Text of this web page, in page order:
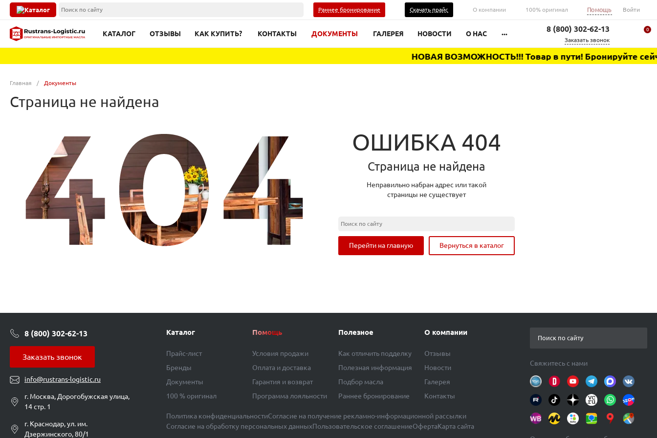
Каталог Раннее бронирование Скачать прайс О компании 100% оригинал Помощь Войти
КАТАЛОГ ОТЗЫВЫ КАК КУПИТЬ? КОНТАКТЫ ДОКУМЕНТЫ ГАЛЕРЕЯ НОВОСТИ О НАС ... 8 (800) 302-62-13
Заказать звонок
0
Ваша корзина
НОВАЯ ВОЗМОЖНОСТЬ!!! Товар в пути! Бронируйте
Главная / Документы
Страница не найдена
ОШИБКА 404
Страница не найдена
Неправильно набран адрес или такой
страницы не существует
Перейти на главную Вернуться в каталог
8 (800) 302-62-13
Заказать звонок
info@rustrans-logistic.ru
г. Москва, Дорогобужская улица,
14 стр. 1
г. Краснодар, ул. им.
Дзержинского, 80/1
Каталог
Прайс-лист
Бренды
Документы
100 % оригинал
Помощь
Условия продажи
Оплата и доставка
Гарантия и возврат
Программа лояльности
Полезное
Как отличить подделку
Полезная информация
Подбор масла
Раннее бронирование
О компании
Отзывы
Новости
Галерея
Контакты
Политика конфиденциальностиСогласие на получение рекламно-информационной рассылки
Согласие на обработку персональных данныхПользовательское соглашениеОфертаКарта сайта
Свяжитесь с нами